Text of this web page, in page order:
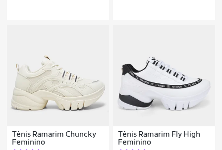
Tênis Ramarim Chuncky
Feminino
Tênis Ramarim Fly High
Feminino